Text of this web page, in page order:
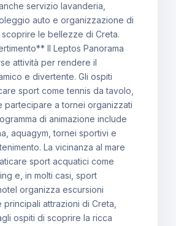
servizio lavanderia,
auto e organizzazione di
le bellezze di Creta.
Il Leptos Panorama
attività per rendere il
e divertente. Gli ospiti
sport come tennis da tavolo,
partecipare a tornei organizzati
di animazione include
aquagym, tornei sportivi e
La vicinanza al mare
sport acquatici come
e, in molti casi, sport
organizza escursioni
attrazioni di Creta,
ospiti di scoprire la ricca